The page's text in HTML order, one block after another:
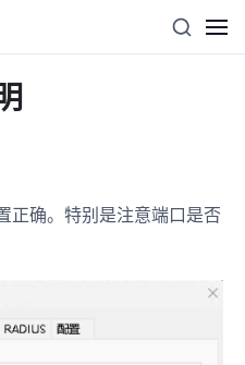
正确。特别是注意端口是否